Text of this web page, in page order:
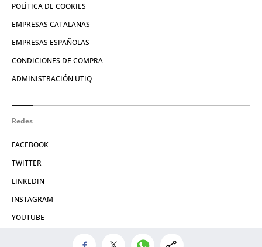
POLÍTICA DE COOKIES
EMPRESAS CATALANAS
EMPRESAS ESPAÑOLAS
CONDICIONES DE COMPRA
ADMINISTRACIÓN UTIQ
Redes
FACEBOOK
TWITTER
LINKEDIN
INSTAGRAM
YOUTUBE